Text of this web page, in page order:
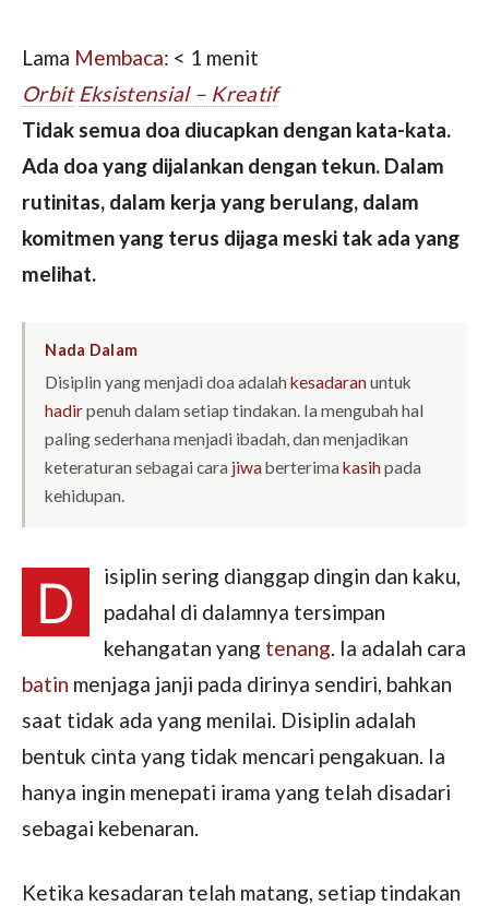
Lama Membaca: < 1 menit
Orbit Eksistensial – Kreatif
Tidak semua doa diucapkan dengan kata-kata.
Ada doa yang dijalankan dengan tekun. Dalam
rutinitas, dalam kerja yang berulang, dalam
komitmen yang terus dijaga meski tak ada yang
melihat.
Nada Dalam
Disiplin yang menjadi doa adalahkesadaranuntuk
hadirpenuh dalam setiap tindakan. Ia mengubah hal
paling sederhana menjadi ibadah, dan menjadikan
keteraturan sebagai cara jiwaberterimakasihpada
kehidupan.
D
isiplin sering dianggap dingin dan kaku,
padahal di dalamnya tersimpan
kehangatan yang tenang. Ia adalah cara
batin menjaga janji pada dirinya sendiri, bahkan
saat tidak ada yang menilai. Disiplin adalah
bentuk cinta yang tidak mencari pengakuan. Ia
hanya ingin menepati irama yang telah disadari
sebagai kebenaran.
Ketika kesadaran telah matang, setiap tindakan